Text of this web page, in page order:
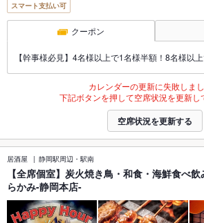
スマート支払い可
クーポン
【幹事様必見】4名様以上で1名様半額！8名様以
カレンダーの更新に失敗しまし
下記ボタンを押して空席状況を更新し
空席状況を更新する
居酒屋 静岡駅周辺・駅南
【全席個室】炭火焼き鳥・和食・海鮮食べ
らかみ-静岡本店-